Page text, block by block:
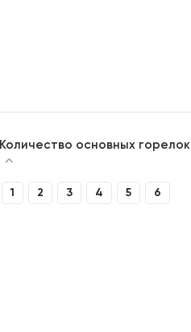
Количество основных горелок
1 2 3 4 5 6